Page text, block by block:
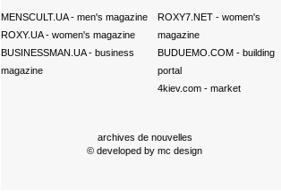
MENSCULT.UA- men's magazine
ROXY.UA- women's magazine
BUSINESSMAN.UA- business
magazine
ROXY7.NET- women's
magazine
BUDUEMO.COM- building
portal
4kiev.com- market
archives de nouvelles
© developed by mc design